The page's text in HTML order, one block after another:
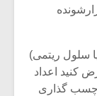
سلول ریتمی)
کنید اعداد
گذاری